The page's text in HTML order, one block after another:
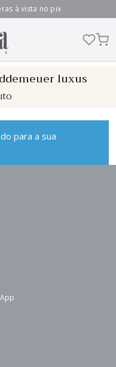
à vista no pix
luxus
para a sua